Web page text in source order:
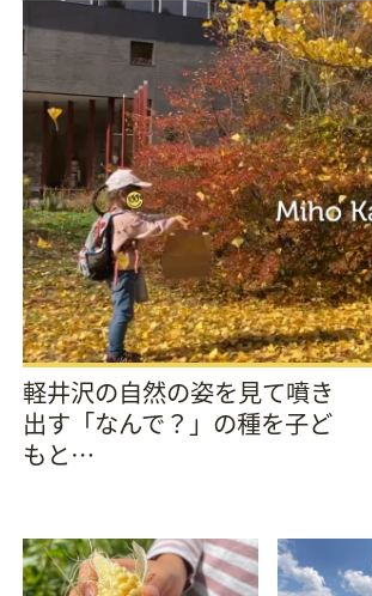
軽井沢の自然の姿を見て噴き
出す「なんで？」の種を子ど
もと…